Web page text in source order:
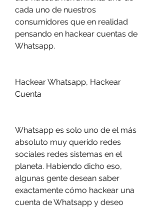
cada uno de nuestros
consumidores que en realidad
pensando en hackear cuentas de
Whatsapp.
Hackear Whatsapp, Hackear
Cuenta
Whatsapp es solo uno de el más
absoluto muy querido redes
sociales redes sistemas en el
planeta. Habiendo dicho eso,
algunas gente desean saber
exactamente cómo hackear una
cuenta de Whatsapp y deseo